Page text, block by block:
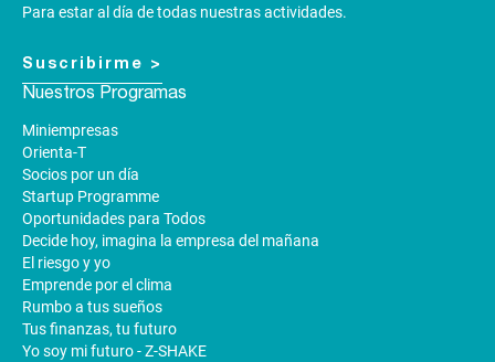
Para estar al día de todas nuestras actividades.
Suscribirme >
Nuestros Programas
Miniempresas
Orienta-T
Socios por un día
Startup Programme
Oportunidades para Todos
Decide hoy, imagina la empresa del mañana
El riesgo y yo
Emprende por el clima
Rumbo a tus sueños
Tus finanzas, tu futuro
Yo soy mi futuro - Z-SHAKE